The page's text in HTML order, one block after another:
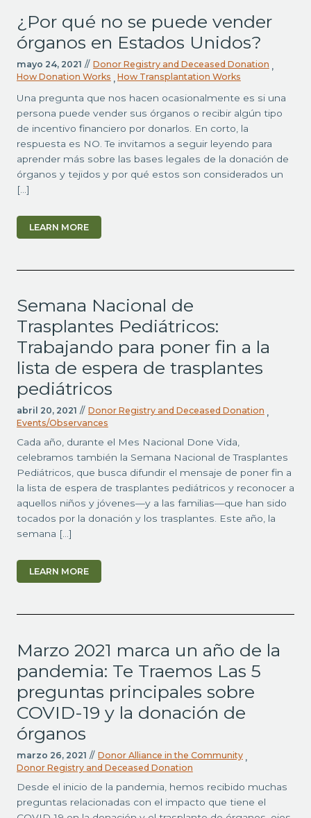
¿Por qué no se puede vender
órganos en Estados Unidos?
mayo 24, 2021 // Donor Registry and Deceased Donation ,
How Donation Works , How Transplantation Works
Una pregunta que nos hacen ocasionalmente es si una
persona puede vender sus órganos o recibir algún tipo
de incentivo financiero por donarlos. En corto, la
respuesta es NO. Te invitamos a seguir leyendo para
aprender más sobre las bases legales de la donación de
órganos y tejidos y por qué estos son considerados un
[…]
LEARN MORE
Semana Nacional de
Trasplantes Pediátricos:
Trabajando para poner fin a la
lista de espera de trasplantes
pediátricos
abril 20, 2021 // Donor Registry and Deceased Donation ,
Events/Observances
Cada año, durante el Mes Nacional Done Vida,
celebramos también la Semana Nacional de Trasplantes
Pediátricos, que busca difundir el mensaje de poner fin a
la lista de espera de trasplantes pediátricos y reconocer a
aquellos niños y jóvenes—y a las familias—que han sido
tocados por la donación y los trasplantes. Este año, la
semana […]
LEARN MORE
Marzo 2021 marca un año de la
pandemia: Te Traemos Las 5
preguntas principales sobre
COVID-19 y la donación de
órganos
marzo 26, 2021 // Donor Alliance in the Community ,
Donor Registry and Deceased Donation
Desde el inicio de la pandemia, hemos recibido muchas
preguntas relacionadas con el impacto que tiene el